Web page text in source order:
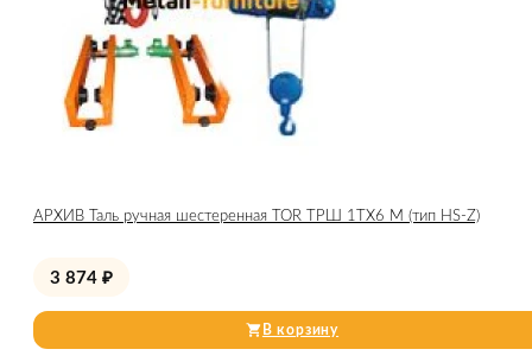
АРХИВ Таль ручная шестеренная TOR ТРШ 1ТХ6 М (тип HS-Z)
3 874 ₽
В корзину